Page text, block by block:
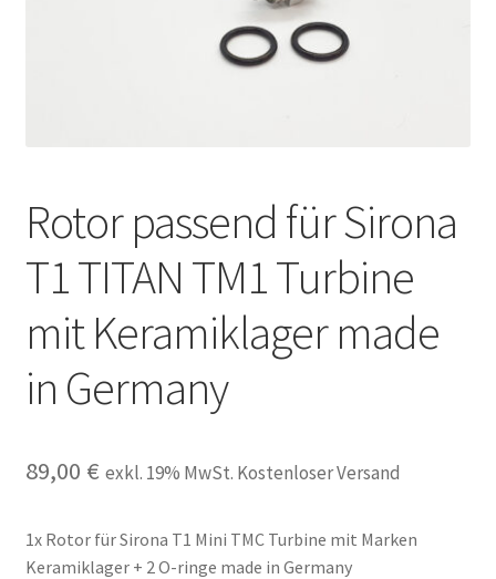
Rotor passend für Sirona
T1 TITAN TM1 Turbine
mit Keramiklager made
in Germany
89,00 € exkl. 19% MwSt. Kostenloser Versand
1x Rotor für Sirona T1 Mini TMC Turbine mit Marken
Keramiklager + 2 O-ringe made in Germany